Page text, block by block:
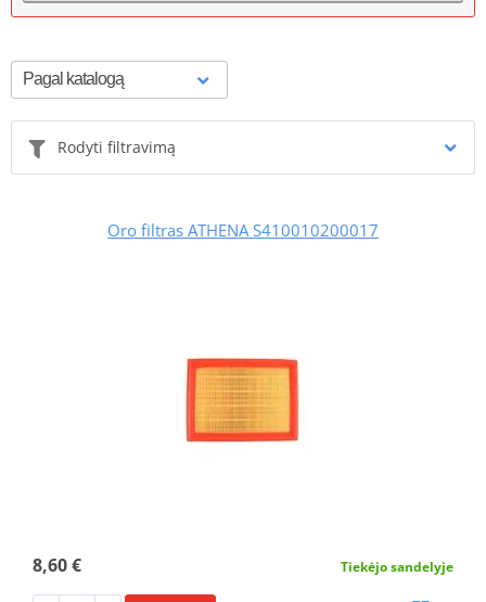
Rodyti filtravimą
Oro filtras ATHENA S410010200017
8,60 € Tiekėjo sandelyje